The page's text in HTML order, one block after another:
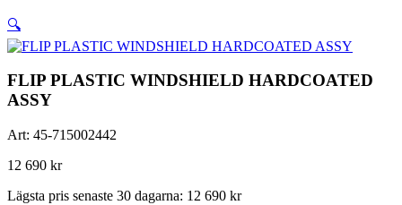
🔍
FLIP PLASTIC WINDSHIELD HARDCOATED
ASSY
Art: 45-715002442
12 690 kr
Lägsta pris senaste 30 dagarna: 12 690 kr